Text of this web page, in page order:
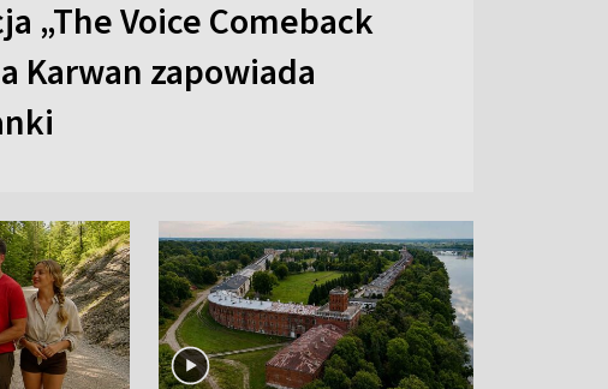
„The Voice Comeback
Karwan zapowiada